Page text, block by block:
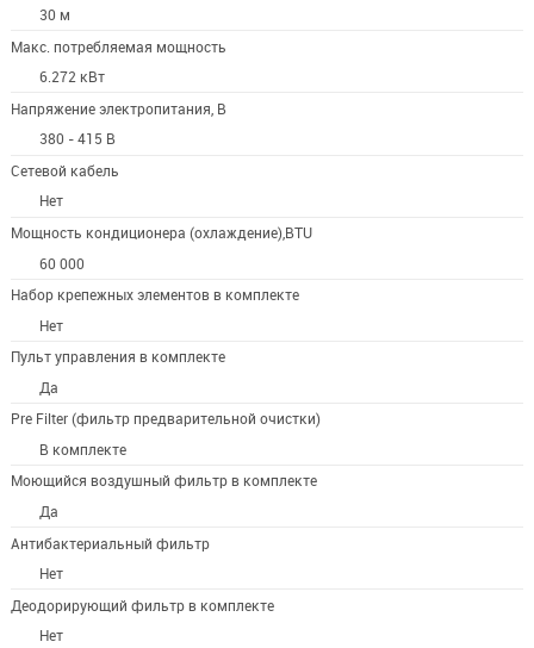
30 м
Макс. потребляемая мощность
6.272 кВт
Напряжение электропитания, В
380 - 415 В
Сетевой кабель
Нет
Мощность кондиционера (охлаждение),BTU
60 000
Набор крепежных элементов в комплекте
Нет
Пульт управления в комплекте
Да
Pre Filter (фильтр предварительной очистки)
В комплекте
Моющийся воздушный фильтр в комплекте
Да
Антибактериальный фильтр
Нет
Деодорирующий фильтр в комплекте
Нет